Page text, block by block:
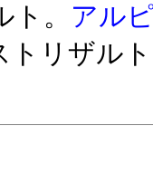
。 アル
トリザル